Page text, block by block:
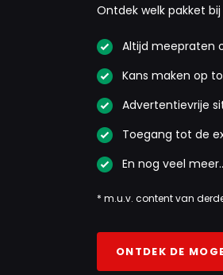
Ontdek welk pakket
Altijd meepraten
Kans maken op
Advertentievrije
Toegang tot de
En nog veel
* m.u.v. content van
ONTDEK DE